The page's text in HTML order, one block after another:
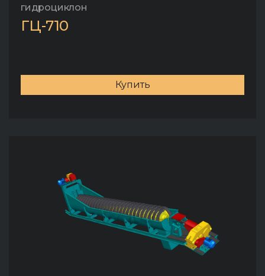
гидроциклон
ГЦ-710
Купить